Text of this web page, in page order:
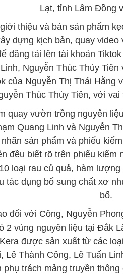
Lạt, tỉnh Lâm Đồng
thiệu và bán sản phẩm
dựng kịch bản, quay
đăng tải lên tài khoản
Nguyễn Thúc Thùy
của Nguyễn Thị Thái Hằng
Thúc Thùy Tiên, với
quay vườn trồng nguyên
Quang Linh và Nguyễn
sản phẩm và phiếu
đều biết rõ trên phiếu kiểm
loại rau củ quả, hàm
tác dụng bổ sung chất xơ
bố.
đổi với Công, Nguyễn
2 vùng nguyên liệu tại Đắk
được sản xuất từ các
Lê Thành Công, Lê Tuấn
phụ trách mảng truyền